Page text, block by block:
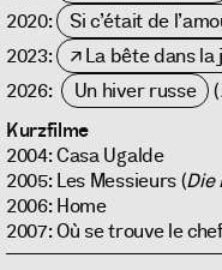
2020: Si c’était de
2023:
La bête dans la
2026:
Un hiver russe (
Kurzfilme
2004: Casa Ugalde
2005: Les Messieurs (Die
2006: Home
2007: Où se trouve le